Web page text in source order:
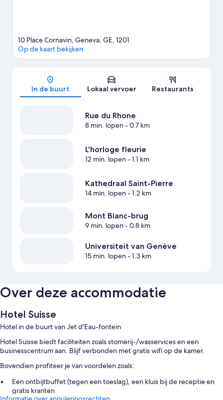
Kaart
10 Place Cornavin, Geneva, GE, 1201
Op de kaart bekijken
In de buurt Lokaal vervoer Restaurants
Rue du Rhone
8 min. lopen- 0.7 km
L'horloge fleurie
12 min. lopen- 1.1 km
Kathedraal Saint-Pierre
14 min. lopen- 1.2 km
Mont Blanc-brug
9 min. lopen- 0.8 km
Universiteit van Genève
15 min. lopen- 1.3 km
Over deze accommodatie
Hotel Suisse
Hotel in de buurt van Jet d'Eau-fontein
Hotel Suisse biedt faciliteiten zoals stomerij-/wasservices en een
businesscentrum aan. Blijf verbonden met gratis wifi op de kamer.
Bovendien profiteer je van voordelen zoals:
Een ontbijtbuffet (tegen een toeslag), een kluis bij de receptie en
gratis kranten